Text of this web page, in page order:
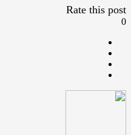
Rate this post
0